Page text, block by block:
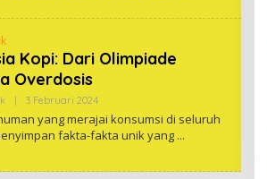
Kopi: Dari Olimpiade
Overdosis
| 3 Februari 2024Oleh
yang merajai konsumsi di seluruh
fakta-fakta unik yang